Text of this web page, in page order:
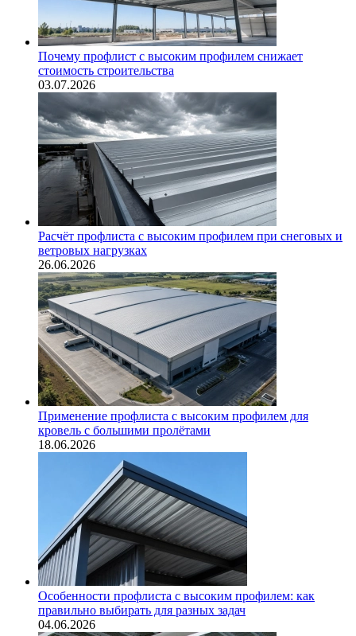
Почему профлист с высоким профилем снижает
стоимость строительства
03.07.2026
Расчёт профлиста с высоким профилем при снеговых и
ветровых нагрузках
26.06.2026
Применение профлиста с высоким профилем для
кровель с большими пролётами
18.06.2026
Особенности профлиста с высоким профилем: как
правильно выбирать для разных задач
04.06.2026